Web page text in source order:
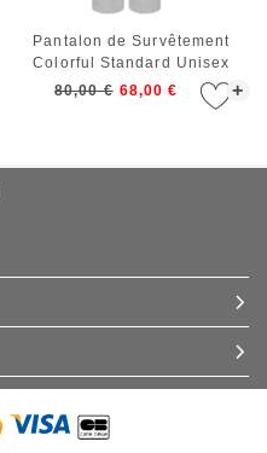
+
Pantalon de Survêtement
Colorful Standard Unisex
Organic Straight Leg
Sweatpants Faded Grey
80,00 € 68,00 €